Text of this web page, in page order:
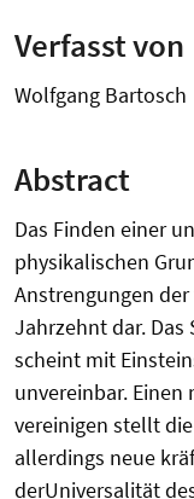
Verfasst von
Wolfgang Bartosch
Abstract
Das Finden einer
physikalischen
Anstrengungen
Jahrzehnt dar.
scheint mit
unvereinbar. Einen
vereinigen stellt
allerdings neue
derUniversalität